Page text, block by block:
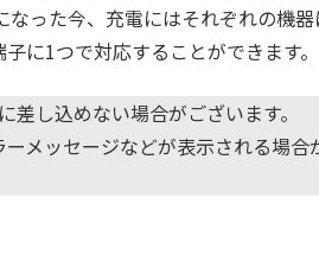
った今、充電にはそれぞれの機
に1つで対応することができます。
し込めない場合がございます。
メッセージなどが表示される場合